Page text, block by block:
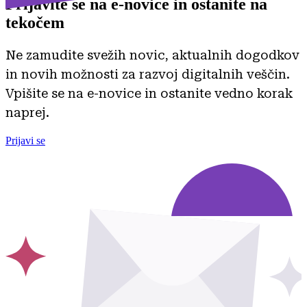
Prijavite se na e-novice in ostanite na
tekočem
Ne zamudite svežih novic, aktualnih dogodkov
in novih možnosti za razvoj digitalnih veščin.
Vpišite se na e-novice in ostanite vedno korak
naprej.
Prijavi se